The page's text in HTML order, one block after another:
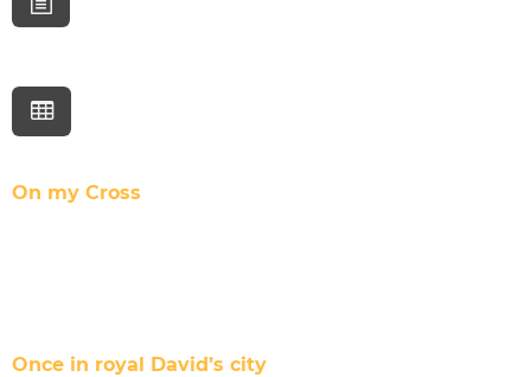
On my Cross
Once in royal David’s city